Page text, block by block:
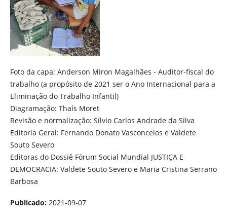
Foto da capa: Anderson Miron Magalhães - Auditor-fiscal do
trabalho (a propósito de 2021 ser o Ano Internacional para a
Eliminação do Trabalho Infantil)
Diagramação: Thaís Moret
Revisão e normalização: Sílvio Carlos Andrade da Silva
Editoria Geral: Fernando Donato Vasconcelos e Valdete
Souto Severo
Editoras do Dossiê Fórum Social Mundial JUSTIÇA E
DEMOCRACIA: Valdete Souto Severo e Maria Cristina Serrano
Barbosa
Publicado: 2021-09-07